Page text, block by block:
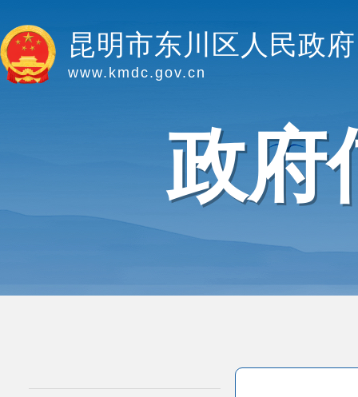
昆明市东川区人民政府
www.kmdc.gov.cn
政府